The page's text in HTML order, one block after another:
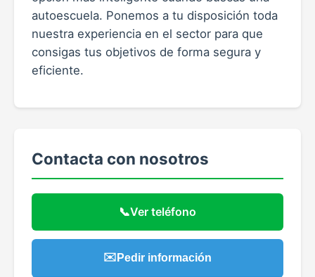
autoescuela. Ponemos a tu disposición toda
nuestra experiencia en el sector para que
consigas tus objetivos de forma segura y
eficiente.
Contacta con nosotros
📞Ver teléfono
✉️ Pedir información